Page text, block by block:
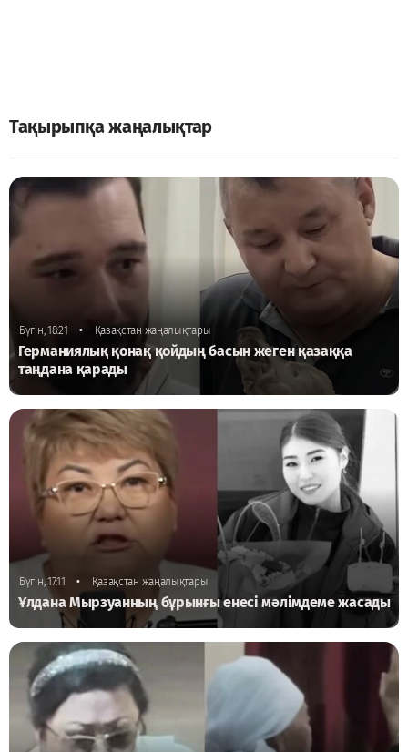
Тақырыпқа жаңалықтар
Бүгін, 18:21 • Қазақстан жаңалықтары
Германиялық қонақ қойдың басын жеген қазаққа
таңдана қарады
Бүгін, 17:11 • Қазақстан жаңалықтары
Ұлдана Мырзуанның бұрынғы енесі мәлімдеме жасады